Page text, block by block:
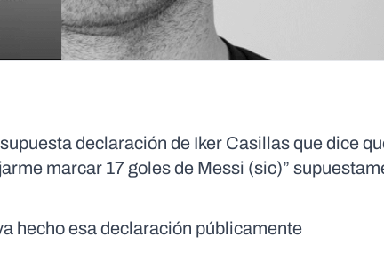
declaración de Iker Casillas que dice
marcar 17 goles de Messi (sic)”
hecho esa declaración públicamente